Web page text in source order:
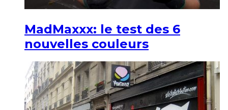
MadMaxxx: le test des 6
nouvelles couleurs